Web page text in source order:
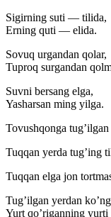
Sigirning suti — tilida,
Erning quti — elida.
Sovuq urgandan qolar,
Tuproq surgandan
Suvni bersang elga,
Yasharsan ming yilga.
Tovushqonga tug’ilgan
Tuqqan yerda tug’ing
Tuqqan elga jon
Tug’ilgan yerdan
Yurt qo’riganning yurti